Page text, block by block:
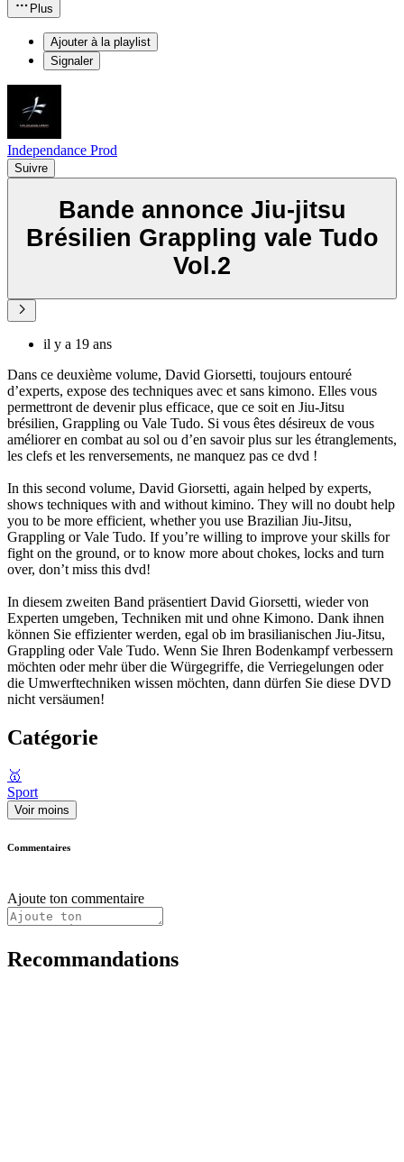
Plus
Ajouter à la playlist
Signaler
Independance Prod
Suivre
Bande annonce Jiu-jitsu
Brésilien Grappling vale Tudo
Vol.2
il y a 19 ans
Dans ce deuxième volume, David Giorsetti, toujours entouré
d’experts, expose des techniques avec et sans kimono. Elles vous
permettront de devenir plus efficace, que ce soit en Jiu-Jitsu
brésilien, Grappling ou Vale Tudo. Si vous êtes désireux de vous
améliorer en combat au sol ou d’en savoir plus sur les étranglements,
les clefs et les renversements, ne manquez pas ce dvd !
In this second volume, David Giorsetti, again helped by experts,
shows techniques with and without kimino. They will no doubt help
you to be more efficient, whether you use Brazilian Jiu-Jitsu,
Grappling or Vale Tudo. If you’re willing to improve your skills for
fight on the ground, or to know more about chokes, locks and turn
over, don’t miss this dvd!
In diesem zweiten Band präsentiert David Giorsetti, wieder von
Experten umgeben, Techniken mit und ohne Kimono. Dank ihnen
können Sie effizienter werden, egal ob im brasilianischen Jiu-Jitsu,
Grappling oder Vale Tudo. Wenn Sie Ihren Bodenkampf verbessern
möchten oder mehr über die Würgegriffe, die Verriegelungen oder
die Umwerftechniken wissen möchten, dann dürfen Sie diese DVD
nicht versäumen!
Catégorie
🥇
Sport
Voir moins
Commentaires
Ajoute ton commentaire
Recommandations